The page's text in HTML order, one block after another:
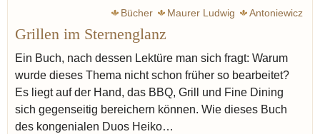
Bücher Maurer Ludwig Antoniewicz
Grillen im Sternenglanz
Ein Buch, nach dessen Lektüre man sich fragt: Warum
wurde dieses Thema nicht schon früher so bearbeitet?
Es liegt auf der Hand, das BBQ, Grill und Fine Dining
sich gegenseitig bereichern können. Wie dieses Buch
des kongenialen Duos Heiko…